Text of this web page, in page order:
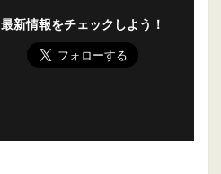
最新情報をチェックしよう！